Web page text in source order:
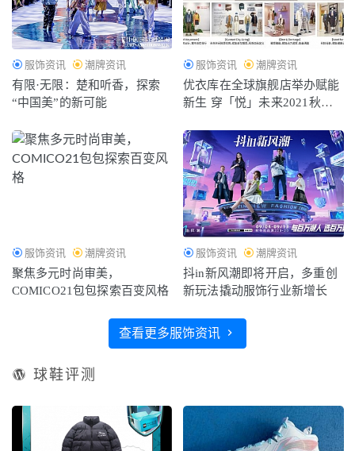
服饰资讯 潮牌资讯
有限·无限：楚和听香，探索
“中国美”的新可能
服饰资讯 潮牌资讯
优衣库在全球旗舰店举办赋能
新生 穿「悦」未来2021秋冬
服饰资讯 潮牌资讯
聚焦多元时尚审美，
COMICO21包包探索百变风格
服饰资讯 潮牌资讯
抖in新风潮即将开启，多重创
新玩法撬动服饰行业新增长
查看更多服饰资讯
球鞋评测